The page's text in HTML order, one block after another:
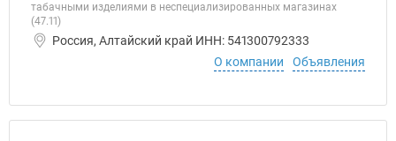
табачными изделиями в неспециализированных магазинах
(47.11)
Россия, Алтайский край ИНН: 541300792333
О компании
Объявления